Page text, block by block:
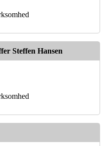
Steffen Hansen